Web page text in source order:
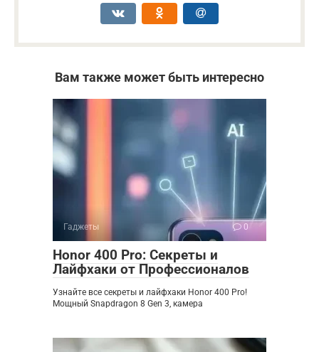
Вам также может быть интересно
Гаджеты 0
Honor 400 Pro: Секреты и
Лайфхаки от Профессионалов
Узнайте все секреты и лайфхаки Honor 400 Pro!
Мощный Snapdragon 8 Gen 3, камера